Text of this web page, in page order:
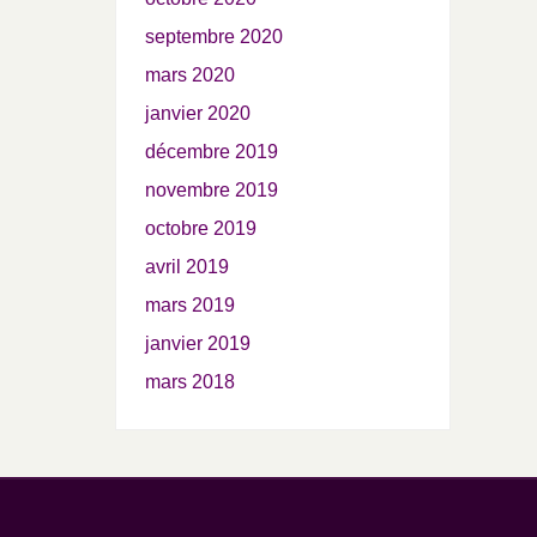
septembre 2020
mars 2020
janvier 2020
décembre 2019
novembre 2019
octobre 2019
avril 2019
mars 2019
janvier 2019
mars 2018